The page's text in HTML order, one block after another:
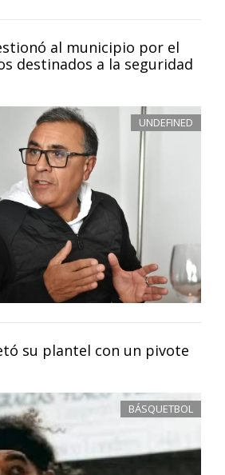
al municipio por el
destinados a la seguridad
UNDEFINED
su plantel con un pivote
BÁSQUETBOL